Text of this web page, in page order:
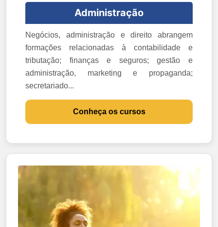
Administração
Negócios, administração e direito abrangem
formações relacionadas à contabilidade e
tributação; finanças e seguros; gestão e
administração, marketing e propaganda;
secretariado...
Conheça os cursos